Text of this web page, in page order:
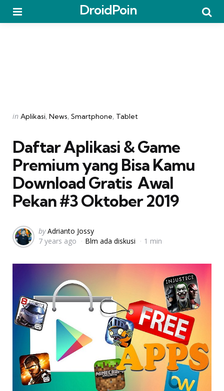
DroidPoin
Categories
Posted
in Aplikasi News Smartphone Tablet
Daftar Aplikasi & Game
Premium yang Bisa Kamu
Download Gratis  Awal
Pekan #3 Oktober 2019
Posted
by
by Adrianto Jossy
7 years ago
Blm ada diskusi 1 min